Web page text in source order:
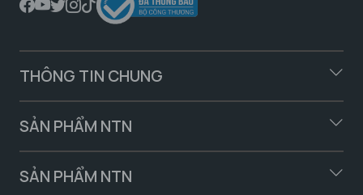
THÔNG TIN CHUNG
SẢN PHẨM NTN
SẢN PHẨM NTN